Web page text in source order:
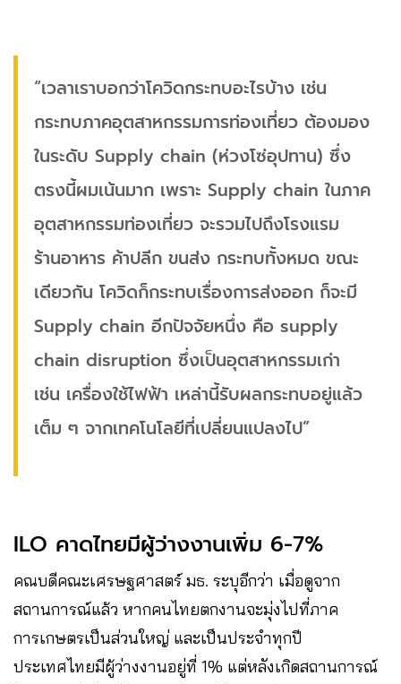
“เวลาเราบอกว่าโควิดกระทบอะไรบ้าง เช่น
กระทบภาคอุตสาหกรรมการท่องเที่ยว ต้องมอง
ในระดับ Supply chain (ห่วงโซ่อุปทาน) ซึ่ง
ตรงนี้ผมเน้นมาก เพราะ Supply chain ในภาค
อุตสาหกรรมท่องเที่ยว จะรวมไปถึงโรงแรม
ร้านอาหาร ค้าปลีก ขนส่ง​ กระทบทั้งหมด ขณะ
เดียวกัน โควิดก็กระทบเรื่องการส่งออก ก็จะมี
Supply chain อีกปัจจัยหนึ่ง คือ supply
chain disruption ซึ่งเป็นอุตสาหกรรม​เก่า​
เช่น​ เครื่องใช้ไฟฟ้า​ เหล่านี้รับผลกระทบอยู่แล้ว
เต็ม ๆ จากเทคโนโลยีที่เปลี่ยนแปลงไป”
ILO คาดไทยมีผู้ว่างงาน​เพิ่ม​ 6-7%
คณบดีคณะเศรษฐศาสตร์ มธ.​ ระบุอีกว่า เมื่อดูจาก
สถานการณ์แล้ว​ หากคนไทยตกงานจะมุ่งไปที่ภาค
การเกษตรเป็นส่วนใหญ่ และเป็นประจำทุกปี
ประเทศไทยมีผู้ว่างงานอยู่ที่ 1% แต่หลังเกิดสถานการณ์